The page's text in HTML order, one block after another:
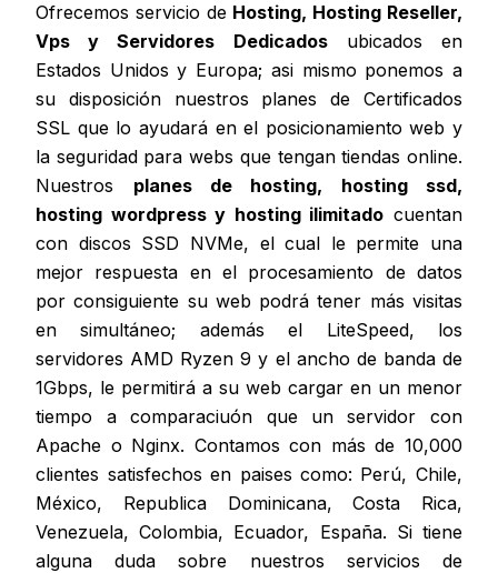
Ofrecemos servicio de Hosting, Hosting Reseller,
Vps y Servidores Dedicadosubicados en
Estados Unidos y Europa; asi mismo ponemos a
su disposición nuestros planes de Certificados
SSL que lo ayudará en el posicionamiento web y
la seguridad para webs que tengan tiendas online.
Nuestros planes de hosting, hosting ssd,
hosting wordpress y hosting ilimitado cuentan
con discos SSD NVMe, el cual le permite una
mejor respuesta en el procesamiento de datos
por consiguiente su web podrá tener más visitas
en simultáneo; además el LiteSpeed, los
servidores AMD Ryzen 9 y el ancho de banda de
1Gbps, le permitirá a su web cargar en un menor
tiempo a comparaciuón que un servidor con
Apache o Nginx. Contamos con más de 10,000
clientes satisfechos en paises como: Perú, Chile,
México, Republica Dominicana, Costa Rica,
Venezuela, Colombia, Ecuador, España. Si tiene
alguna duda sobre nuestros servicios de